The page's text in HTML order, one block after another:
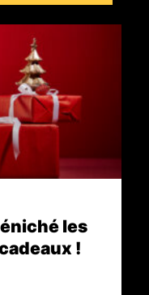
les
!